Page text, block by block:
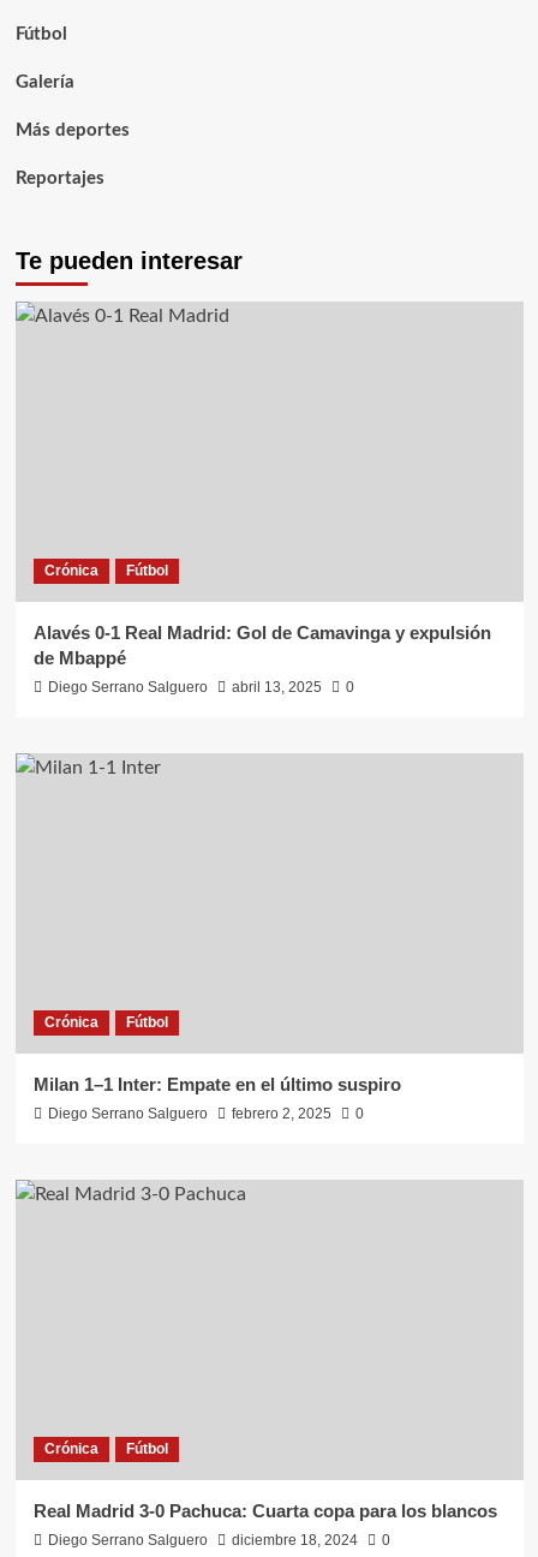
Fútbol
Galería
Más deportes
Reportajes
Te pueden interesar
Crónica Fútbol
Alavés 0-1 Real Madrid: Gol de Camavinga y expulsión
de Mbappé
Diego Serrano Salguero abril 13, 2025 0
Crónica Fútbol
Milan 1–1 Inter: Empate en el último suspiro
Diego Serrano Salguero febrero 2, 2025 0
Crónica Fútbol
Real Madrid 3-0 Pachuca: Cuarta copa para los blancos
Diego Serrano Salguero diciembre 18, 2024 0